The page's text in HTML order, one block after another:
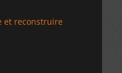
et reconstruire